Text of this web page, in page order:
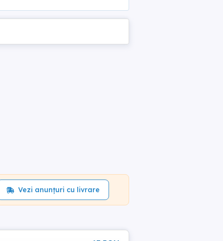
Vezi anunțuri cu livrare